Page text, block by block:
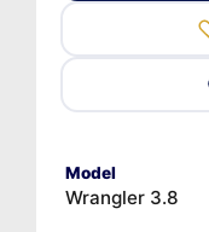
Model
Wrangler 3.8